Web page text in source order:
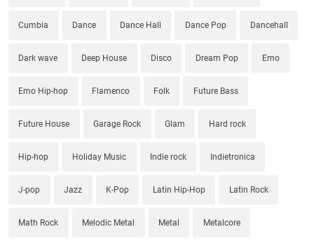
Cumbia Dance Dance Hall Dance Pop Dancehall
Dark wave Deep House Disco Dream Pop Emo
Emo Hip-hop Flamenco Folk Future Bass
Future House Garage Rock Glam Hard rock
Hip-hop Holiday Music Indie rock Indietronica
J-pop Jazz K-Pop Latin Hip-Hop Latin Rock
Math Rock Melodic Metal Metal Metalcore